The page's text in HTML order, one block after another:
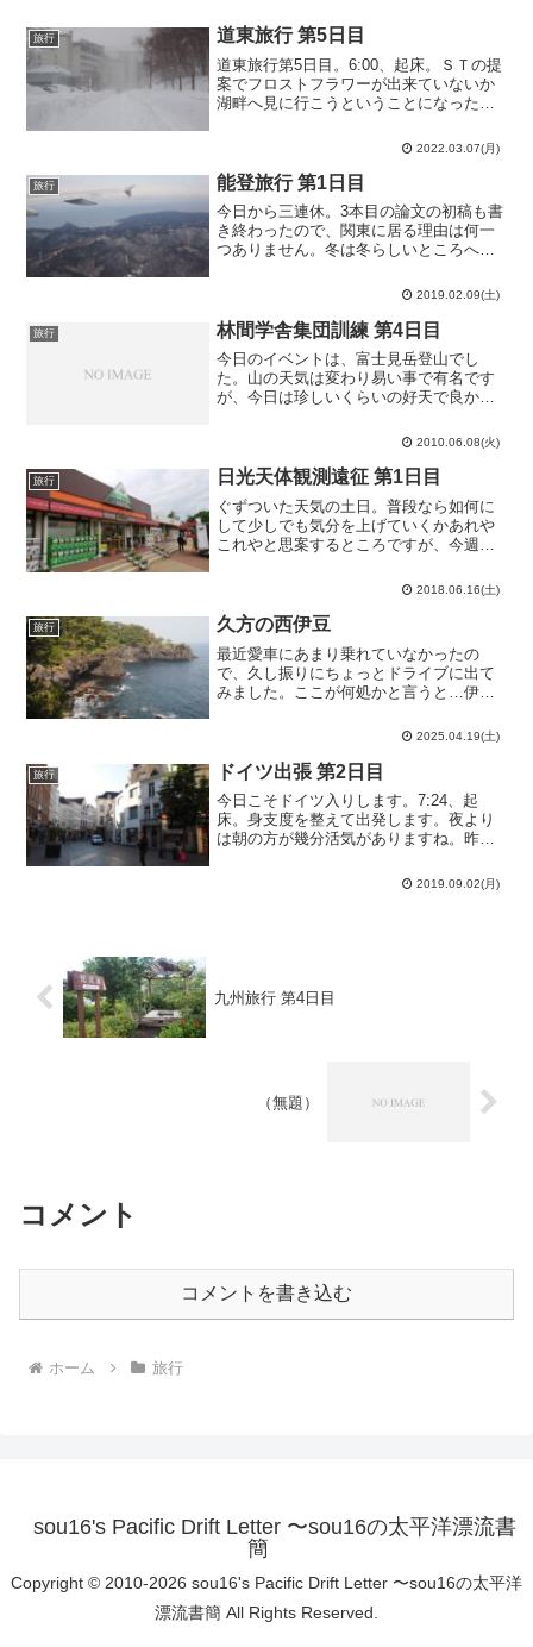
旅行 道東旅行 第5日目
道東旅行第5日目。6:00、起床。ＳＴの提
案でフロストフラワーが出来ていないか
湖畔へ見に行こうということになったの
均風速6m/s。ミスナールの式曰く体感温
度は-27℃だそうです。ここまできちんと
外挿され...
2022.03.07(月)
旅行 能登旅行 第1日目
今日から三連休。3本目の論文の初稿も書
き終わったので、関東に居る理由は何一
つありません。冬は冬らしいところへ行
乱れが予想されていたので、若干余裕を
持って出発します。北松戸駅から6:18発
JR常磐線各停...
2019.02.09(土)
旅行 林間学舎集団訓練 第4日目
今日のイベントは、富士見岳登山でし
た。山の天気は変わり易い事で有名です
が、今日は珍しいくらいの好天で良かっ
学舎集団訓練もこれで終わり。明日から
す。この訓練で得たものはきっ...
2010.06.08(火)
旅行 日光天体観測遠征 第1日目
ぐずついた天気の土日。普段なら如何に
して少しでも気分を上げていくかあれや
これやと思案するところですが、今週に
専攻の茂山研に属するＩＡ先輩に誘わ
れ、ＩＡ先輩とその知り合い合わせて7人
で天体観測に出掛ける事に...
2018.06.16(土)
旅行 久方の西伊豆
最近愛車にあまり乗れていなかったの
で、久し振りにちょっとドライブに出て
みました。ここが何処かと言うと…伊東
ず、取り敢えず南国チックな海岸を写し
てみた画。伊東と言えばやっぱりこれ。
初めて食べて（2019/1...
2025.04.19(土)
旅行 ドイツ出張 第2日目
今日こそドイツ入りします。7:24、起
床。身支度を整えて出発します。夜より
は朝の方が幾分活気がありますね。昨日
駅）で訊いた話ではAachen（アーヘン）
に行く列車は10時台とのことだったの...
2019.09.02(月)
九州旅行 第4日目
（無題）
コメント
コメントを書き込む
ホーム 旅行
sou16's Pacific Drift Letter 〜sou16の太平洋漂流書
簡
Copyright © 2010-2026 sou16's Pacific Drift Letter 〜sou16の太平洋
漂流書簡 All Rights Reserved.